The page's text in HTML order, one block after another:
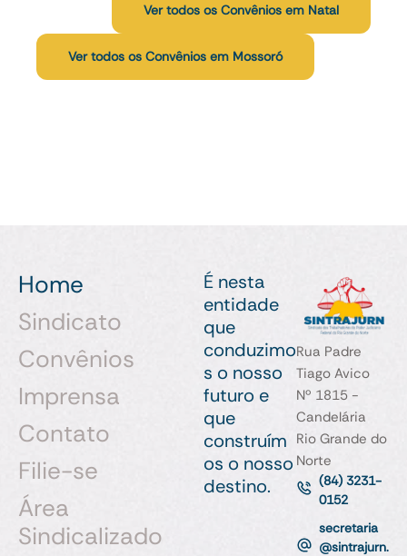
Ver todos os Convênios em Natal
Ver todos os Convênios em Mossoró
Home
Sindicato
Convênios
Imprensa
Contato
Filie-se
Área
Sindicalizado
É nesta
entidade
que
conduzimo
s o nosso
futuro e
que
construím
os o nosso
destino.
Rua Padre
Tiago Avico
Nº 1815 -
Candelária
Rio Grande do
Norte
(84) 3231-
0152
secretaria
@sintrajurn.